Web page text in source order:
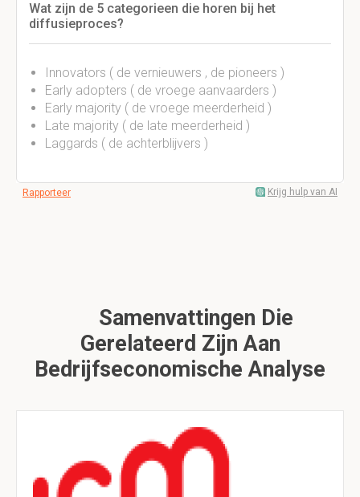
Wat zijn de 5 categorieen die horen bij het
diffusieproces?
Innovators ( de vernieuwers , de pioneers )
Early adopters ( de vroege aanvaarders )
Early majority ( de vroege meerderheid )
Late majority ( de late meerderheid )
Laggards ( de achterblijvers )
Rapporteer Krijg hulp van AI
Samenvattingen Die
Gerelateerd Zijn Aan
Bedrijfseconomische Analyse